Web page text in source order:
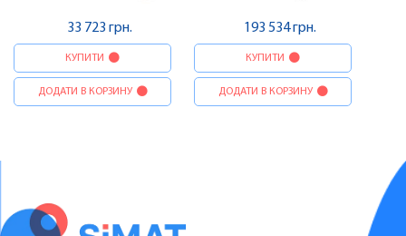
33 723 грн.
КУПИТИ
ДОДАТИ В КОРЗИНУ
193 534 грн.
КУПИТИ
ДОДАТИ В КОРЗИНУ